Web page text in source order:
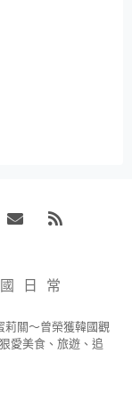
日常
莉關～曾榮獲韓國觀
愛美食、旅遊、追